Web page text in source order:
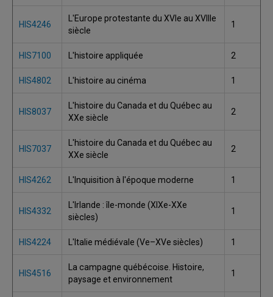
HIS4246
L'Europe protestante du XVIe au XVIIIe
siècle
1
HIS7100 L'histoire appliquée 2
HIS4802 L'histoire au cinéma 1
HIS8037
L'histoire du Canada et du Québec au
XXe siècle
2
HIS7037
L'histoire du Canada et du Québec au
XXe siècle
2
HIS4262 L'Inquisition à l'époque moderne 1
HIS4332
L'Irlande : île-monde (XIXe-XXe
siècles)
1
HIS4224 L'Italie médiévale (Ve–XVe siècles) 1
HIS4516
La campagne québécoise. Histoire,
paysage et environnement
1